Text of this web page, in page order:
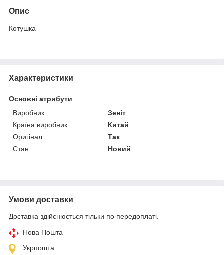
Опис
Котушка
Характеристики
Основні атрибути
Виробник
Зеніт
Країна виробник
Китай
Оригінал
Так
Стан
Новий
Умови доставки
Доставка здійснюється тільки по передоплаті.
Нова Пошта
Укрпошта